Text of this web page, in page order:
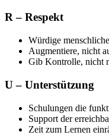
R – Respekt
Würdige
Augmentiere, nicht
Gib Kontrolle, nicht
U – Unterstützung
Schulungen die
Support der
Zeit zum Lernen